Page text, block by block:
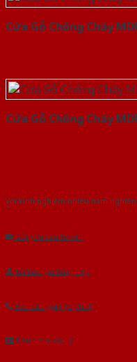
Cửa Gỗ Chống Cháy
Cửa Gỗ Chống Cháy
Với kinh nghiệm nhiêu năm
Gửi yêu cầu tư vấn
Tải báo giá tổng hợp
Yêu cầu gọi lại (3 phút)
Dành cho đại lý